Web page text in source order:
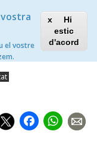
el vostre
Hi
estic
d'acord